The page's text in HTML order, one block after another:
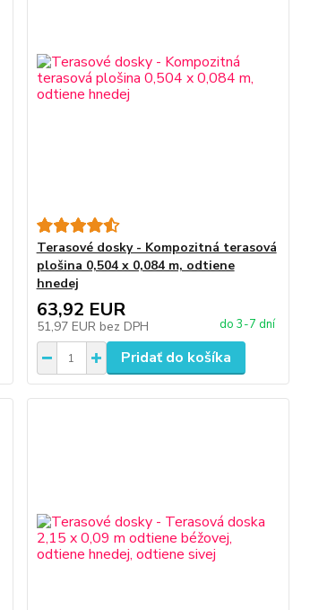
Terasové dosky - Kompozitná terasová
plošina 0,504 x 0,084 m, odtiene
hnedej
63,92 EUR
51,97 EUR bez DPH do 3-7 dní
Pridať do košíka